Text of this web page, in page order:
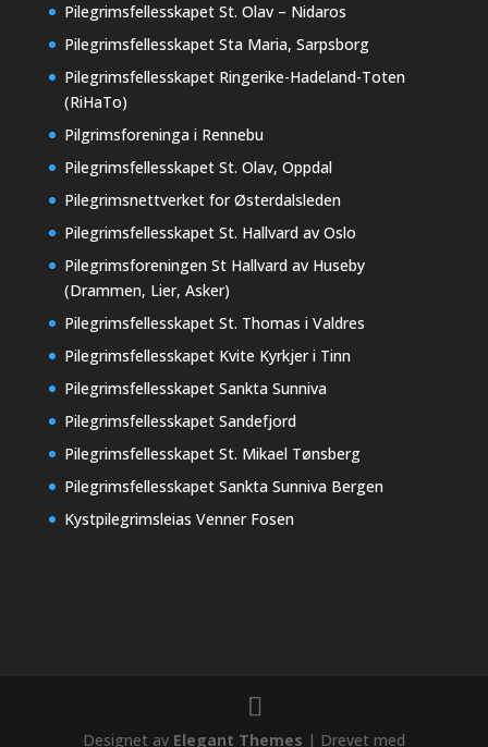
Pilegrimsfellesskapet St. Olav – Nidaros
Pilegrimsfellesskapet Sta Maria, Sarpsborg
Pilegrimsfellesskapet Ringerike-Hadeland-Toten
(RiHaTo)
Pilgrimsforeninga i Rennebu
Pilegrimsfellesskapet St. Olav, Oppdal
Pilegrimsnettverket for Østerdalsleden
Pilegrimsfellesskapet St. Hallvard av Oslo
Pilegrimsforeningen St Hallvard av Huseby
(Drammen, Lier, Asker)
Pilegrimsfellesskapet St. Thomas i Valdres
Pilegrimsfellesskapet Kvite Kyrkjer i Tinn
Pilegrimsfellesskapet Sankta Sunniva
Pilegrimsfellesskapet Sandefjord
Pilegrimsfellesskapet St. Mikael Tønsberg
Pilegrimsfellesskapet Sankta Sunniva Bergen
Kystpilegrimsleias Venner Fosen
Designet av Elegant Themes | Drevet med